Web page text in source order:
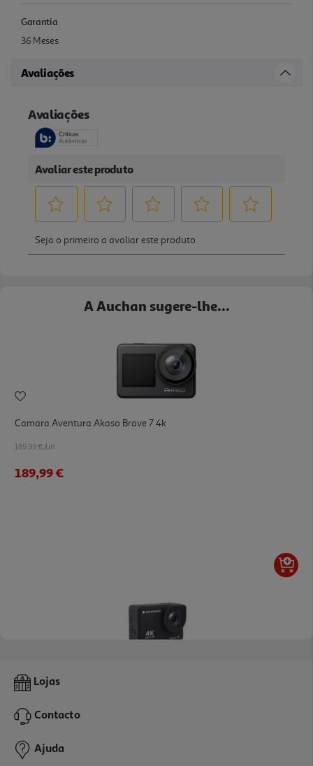
Garantia
36 Meses
Avaliações
A Auchan sugere-lhe...
Camara Aventura Akaso Brave 7 4k
189.99 €/un
189,99 €
Camara Aventura Agfa Realimove Ac9000bk Preta
89,99 €
Lojas
Contacto
Ajuda